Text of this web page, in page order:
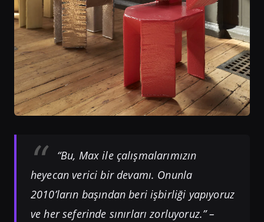
“Bu, Max ile çalışmalarımızın
heyecan verici bir devamı. Onunla
2010’ların başından beri işbirliği yapıyoruz
ve her seferinde sınırları zorluyoruz.” –